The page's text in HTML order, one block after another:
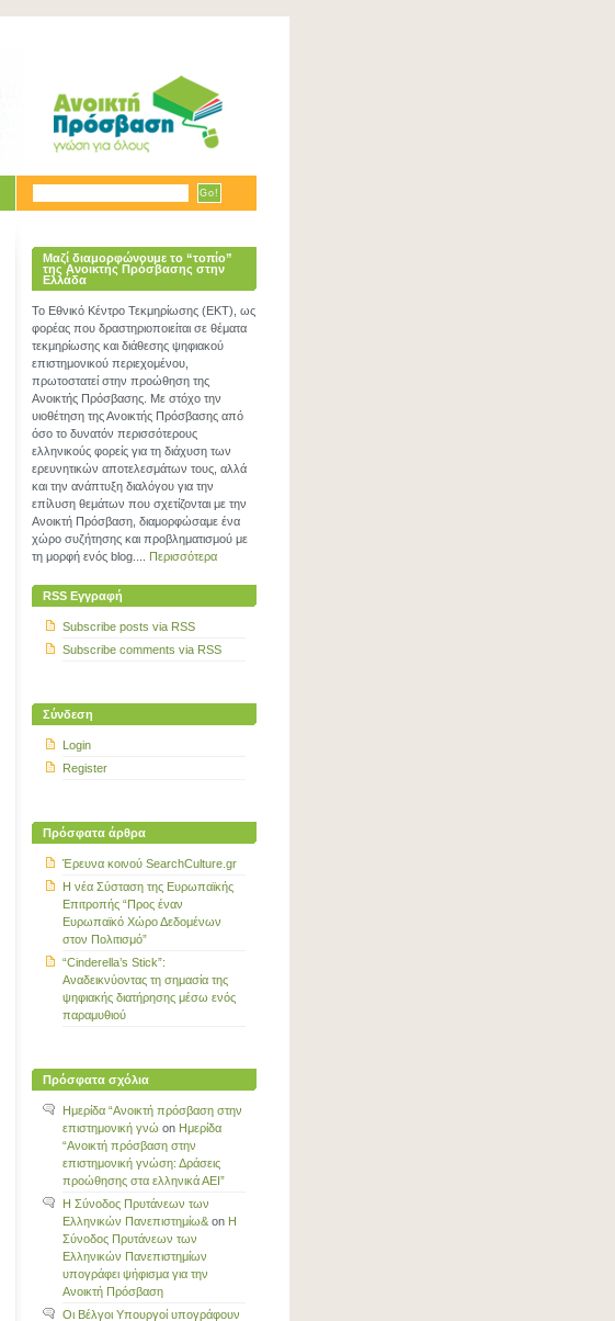
Μαζί διαμορφώνουμε το “τοπίο”
της Ανοικτής Πρόσβασης στην
Ελλάδα
Το Εθνικό Κέντρο Τεκμηρίωσης (ΕΚΤ), ως
φορέας που δραστηριοποιείται σε θέματα
τεκμηρίωσης και διάθεσης ψηφιακού
επιστημονικού περιεχομένου,
πρωτοστατεί στην προώθηση της
Ανοικτής Πρόσβασης. Με στόχο την
υιοθέτηση της Ανοικτής Πρόσβασης από
όσο το δυνατόν περισσότερους
ελληνικούς φορείς για τη διάχυση των
ερευνητικών αποτελεσμάτων τους, αλλά
και την ανάπτυξη διαλόγου για την
επίλυση θεμάτων που σχετίζονται με την
Ανοικτή Πρόσβαση, διαμορφώσαμε ένα
χώρο συζήτησης και προβληματισμού με
τη μορφή ενός blog....
Περισσότερα
RSS Εγγραφή
Subscribe posts via RSS
Subscribe comments via RSS
Σύνδεση
Login
Register
Πρόσφατα άρθρα
Έρευνα κοινού SearchCulture.gr
Η νέα Σύσταση της Ευρωπαϊκής
Επιτροπής “Προς έναν
Ευρωπαϊκό Χώρο Δεδομένων
στον Πολιτισμό”
“Cinderella’s Stick”:
Αναδεικνύοντας τη σημασία της
ψηφιακής διατήρησης μέσω ενός
παραμυθιού
Πρόσφατα σχόλια
Ημερίδα “Ανοικτή πρόσβαση στην
επιστημονική γνώ on Ημερίδα
“Ανοικτή πρόσβαση στην
επιστημονική γνώση: Δράσεις
προώθησης στα ελληνικά ΑΕΙ”
Η Σύνοδος Πρυτάνεων των
Ελληνικών Πανεπιστημίω& on Η
Σύνοδος Πρυτάνεων των
Ελληνικών Πανεπιστημίων
υπογράφει ψήφισμα για την
Ανοικτή Πρόσβαση
Οι Βέλγοι Υπουργοί υπογράφουν